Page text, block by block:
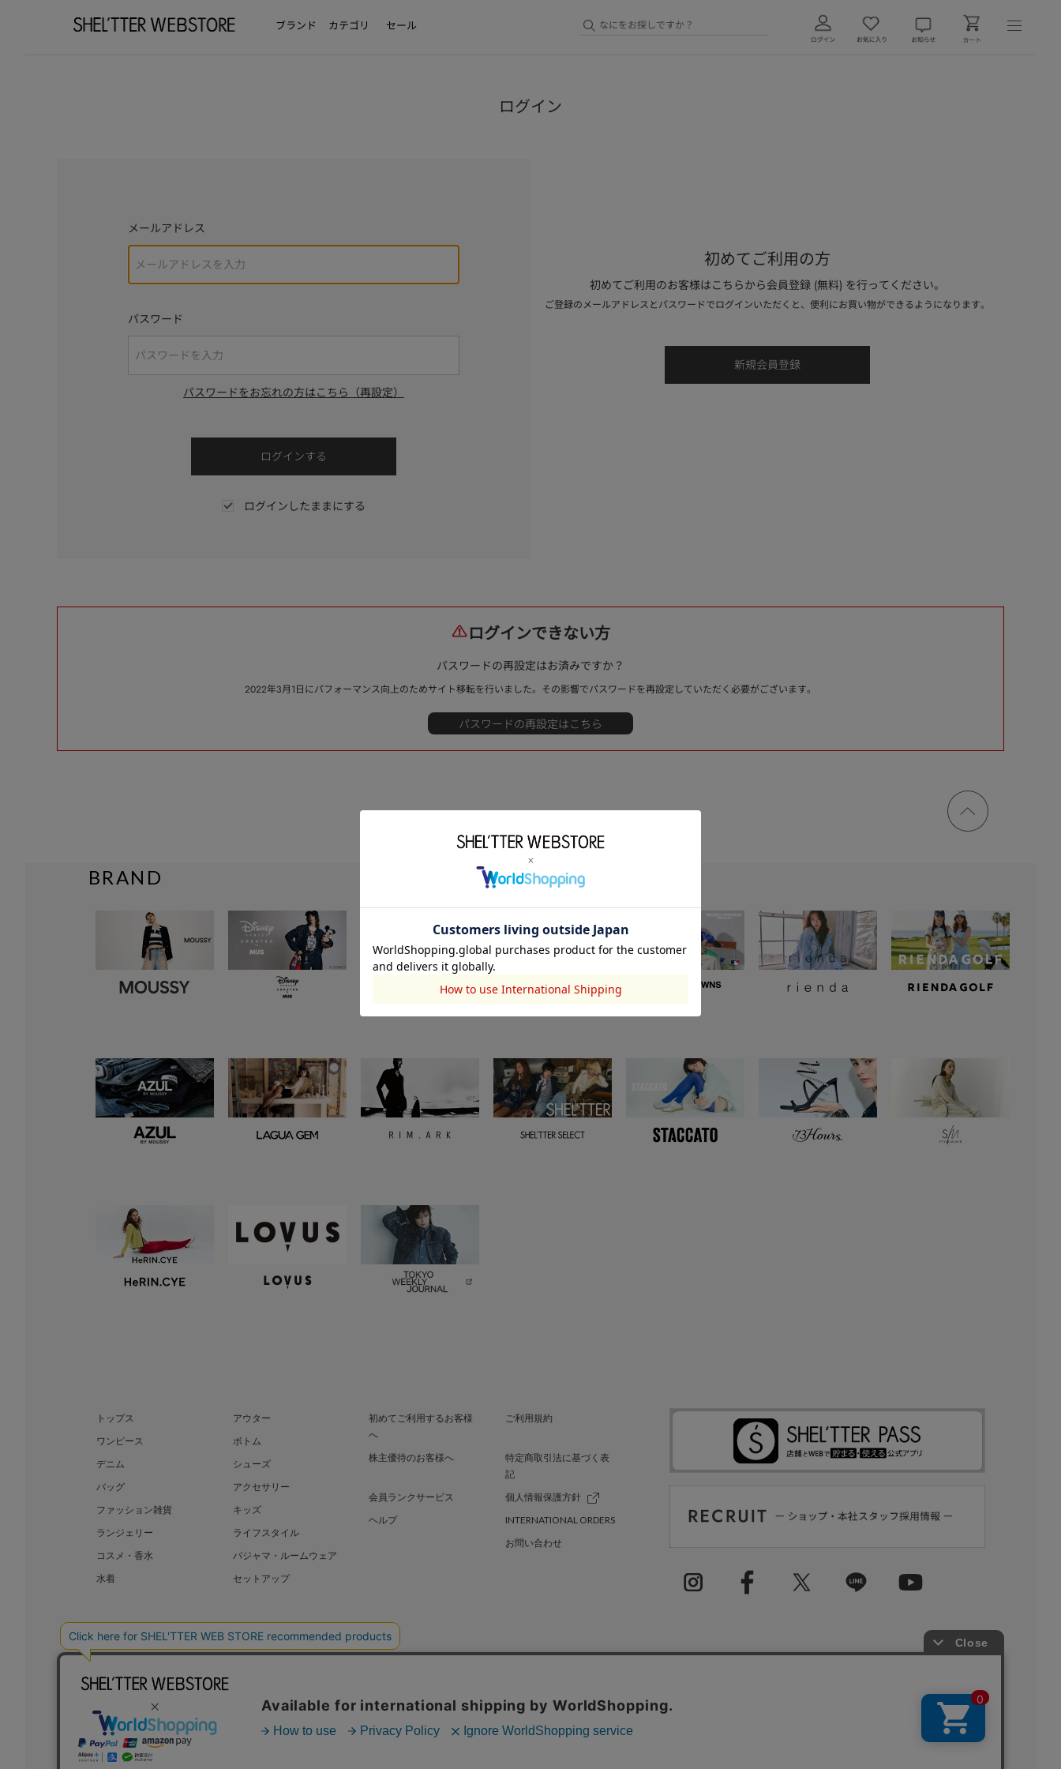
ブランド カテゴリ セール
ログイン
メールアドレス
パスワード
パスワードをお忘れの方はこちら（再設定）
ログインしたままにする
初めてご利用の方
初めてご利用のお客様はこちらから会員登録 (無料) を行ってください。
ご登録のメールアドレスとパスワードでログインいただくと、便利にお買い物ができるようになります。
ログインできない方
パスワードの再設定はお済みですか？
2022年3月1日にパフォーマンス向上のためサイト移転を行いました。その影響でパスワードを再設定していただく必要がございます。
ページ
トップ
BRAND
トップス
アウター
ワンピース
ボトム
デニム
シューズ
バッグ
アクセサリー
ファッション雑貨
キッズ
ランジェリー
ライフスタイル
コスメ・香水
パジャマ・ルームウェア
水着
セットアップ
初めてご利用するお客様
へ
ご利用規約
株主優待のお客様へ
特定商取引法に基づく表
記
会員ランクサービス
個人情報保護方針
ヘルプ
INTERNATIONAL ORDERS
お問い合わせ
BAROQUE JAPAN LIMITED SHEL’TTER GREEN 採用情報
COPYRIGHT © BAROQUE JAPAN LIMITED ALL RIGHTS RESERVED.